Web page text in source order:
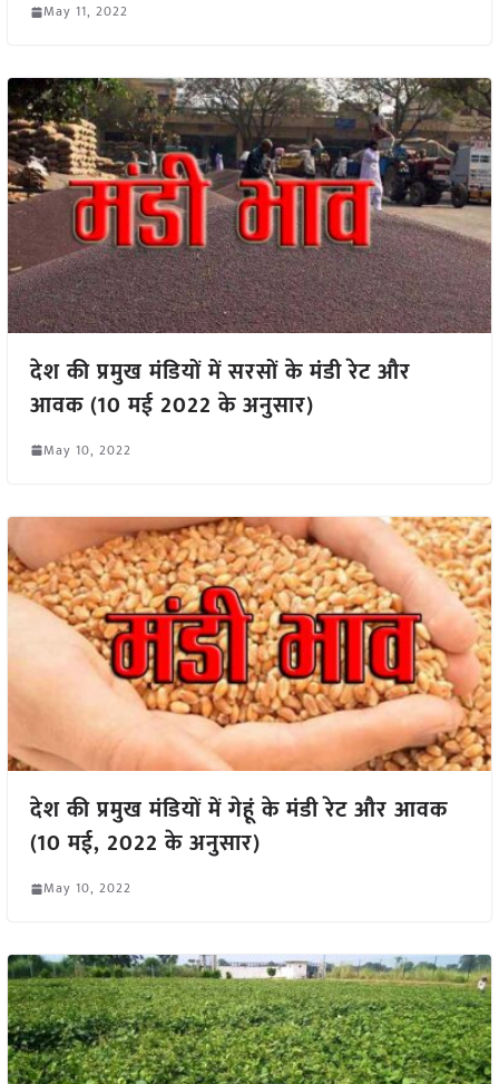
May 11, 2022
देश की प्रमुख मंडियों में सरसों के मंडी रेट और
आवक (10 मई 2022 के अनुसार)
May 10, 2022
देश की प्रमुख मंडियों में गेहूं के मंडी रेट और आवक
(10 मई, 2022 के अनुसार)
May 10, 2022